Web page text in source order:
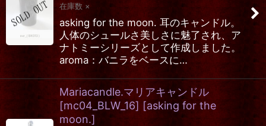
在庫数 ×
asking for the moon. 耳のキャンドル。
人体のシュールさ美しさに魅了され、ア
ナトミーシリーズとして作成しました。
aroma：バニラをベースに…
Mariacandle.マリアキャンドル
[mc04_BLW_16] [asking for the
moon.]